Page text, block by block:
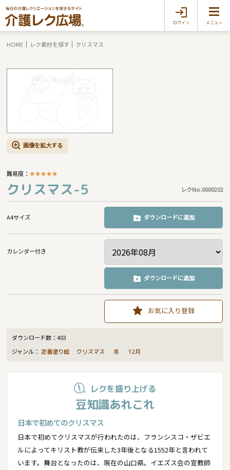
ログイン メニュー
HOME レク素材を探す クリスマス
画像を拡大する
難易度：★★★★★
クリスマス-5 レクNo.0000202
A4サイズ ダウンロードに追加
カレンダー付き
ダウンロードに追加
お気に入り登録
ダウンロード数：403
ジャンル： 定番塗り絵 クリスマス 冬 12月
レクを盛り上げる
豆知識あれこれ
日本で初めてのクリスマス
日本で初めてクリスマスが行われたのは、フランシスコ・ザビエ
ルによってキリスト教が伝来した3年後となる1552年と言われて
います。舞台となったのは、現在の山口県。イエズス会の宣教師